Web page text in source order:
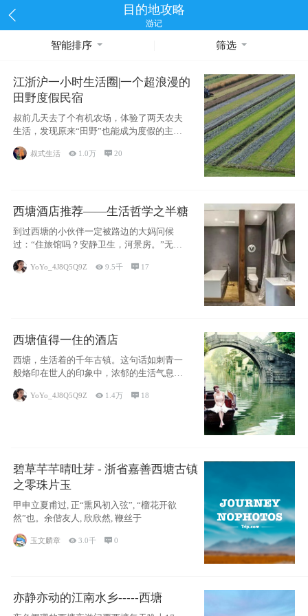
目的地攻略
游记
智能排序 筛选
江浙沪一小时生活圈|一个超浪漫的
田野度假民宿
叔前几天去了个有机农场，体验了两天农夫
生活，发现原来“田野”也能成为度假的主旋
律。江
叔式生活  1.0万 20
西塘酒店推荐——生活哲学之半糖
到过西塘的小伙伴一定被路边的大妈问候
过：“住旅馆吗？安静卫生，河景房。”无意
YoYo_4J8Q5Q9Z 9.5千  17
西塘值得一住的酒店
西塘，生活着的千年古镇。这句话如刺青一
般烙印在世人的印象中，浓郁的生活气息，
小桥流水
YoYo_4J8Q5Q9Z  1.4万  18
碧草芊芊晴吐芽 - 浙省嘉善西塘古镇
之零珠片玉
甲申立夏甫过, 正“熏风初入弦”, “榴花开欲
然”也。余偕友人, 欣欣然, 鞭丝于
玉文麟章  3.0千 0
亦静亦动的江南水乡-----西塘